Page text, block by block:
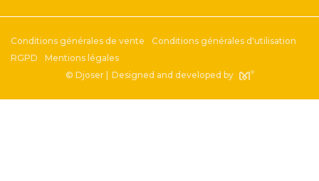
Conditions générales de vente
Conditions générales d'utilisation
RGPD
Mentions légales
© Djoser | Designed and developed by